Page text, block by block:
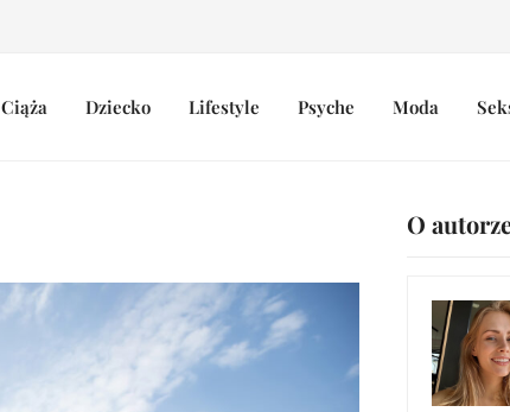
Ciąża Dziecko Lifestyle Psyche Moda
O